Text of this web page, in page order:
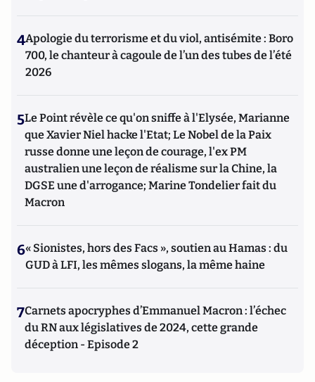
4Apologie du terrorisme et du viol, antisémite : Boro
700, le chanteur à cagoule de l’un des tubes de l’été
2026
5Le Point révèle ce qu'on sniffe à l'Elysée, Marianne
que Xavier Niel hacke l'Etat; Le Nobel de la Paix
russe donne une leçon de courage, l'ex PM
australien une leçon de réalisme sur la Chine, la
DGSE une d'arrogance; Marine Tondelier fait du
Macron
6« Sionistes, hors des Facs », soutien au Hamas : du
GUD à LFI, les mêmes slogans, la même haine
7Carnets apocryphes d’Emmanuel Macron : l’échec
du RN aux législatives de 2024, cette grande
déception - Episode 2